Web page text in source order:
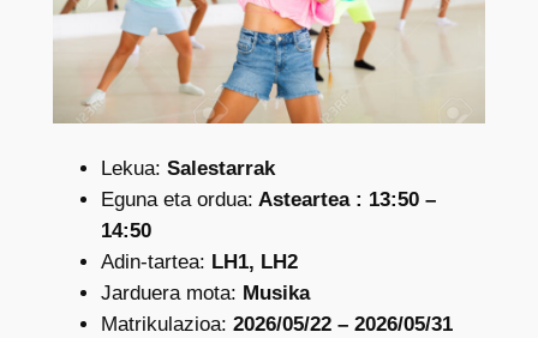
Lekua: Salestarrak
Eguna eta ordua: Asteartea : 13:50 –
14:50
Adin-tartea: LH1, LH2
Jarduera mota: Musika
Matrikulazioa: 2026/05/22 – 2026/05/31